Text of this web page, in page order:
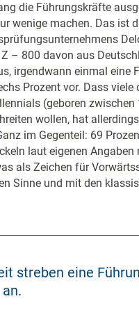
die Führungskräfte
wenige machen. Das ist
– 800 davon aus
irgendwann einmal eine
Prozent vor. Dass viele
(geboren zwischen
wollen, hat
im Gegenteil: 69
laut eigenen Angaben
als Zeichen für
Sinne und mit den
streben eine
an.